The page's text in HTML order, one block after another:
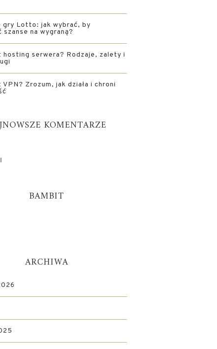
gry Lotto: jak wybrać, by
szanse na wygraną?
hosting serwera? Rodzaje, zalety i
Zrozum, jak działa i chroni
KOMENTARZE
BAMBIT
ARCHIWA